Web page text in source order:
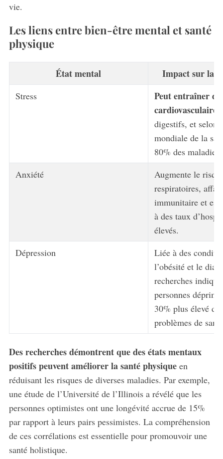
vie.
Les liens entre bien-être mental et santé
physique
État mental Impact sur la
Stress
Peut entraîner
cardiovasculaires
digestifs, et selon
mondiale de la
80% des
Anxiété
Augmente le
respiratoires,
immunitaire et est
à des taux
élevés.
Dépression
Liée à des
l’obésité et le
recherches
personnes
30% plus élevé
problèmes de
Des recherches démontrent que des états mentaux
positifs peuvent améliorer la santé physiqueen
réduisant les risques de diverses maladies. Par exemple,
une étude de l’Université de l’Illinois a révélé que les
personnes optimistes ont une longévité accrue de 15%
par rapport à leurs pairs pessimistes. La compréhension
de ces corrélations est essentielle pour promouvoir une
santé holistique.